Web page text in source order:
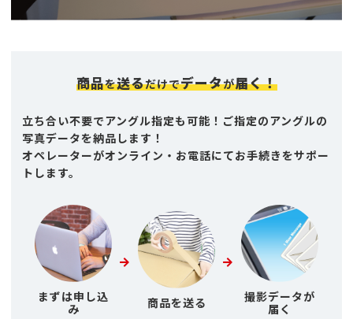
商品を送るだけでデータが届く！
立ち合い不要でアングル指定も可能！ご指定のアングルの
写真データを納品します！
オペレーターがオンライン・お電話にてお手続きをサポー
トします。
まずは申し込
み
商品を送る
撮影データが
届く